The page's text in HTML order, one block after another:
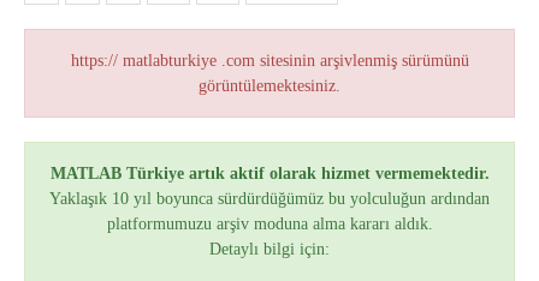
https:// matlabturkiye .com sitesinin arşivlenmiş sürümünü
görüntülemektesiniz.
MATLAB Türkiye artık aktif olarak hizmet vermemektedir.
Yaklaşık 10 yıl boyunca sürdürdüğümüz bu yolculuğun ardından
platformumuzu arşiv moduna alma kararı aldık.
Detaylı bilgi için: